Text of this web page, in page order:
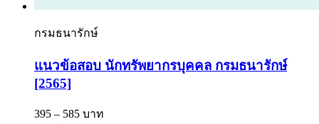
กรมธนารักษ์
แนวข้อสอบ นักทรัพยากรบุคคล กรมธนารักษ์
[2565]
395 – 585 บาท